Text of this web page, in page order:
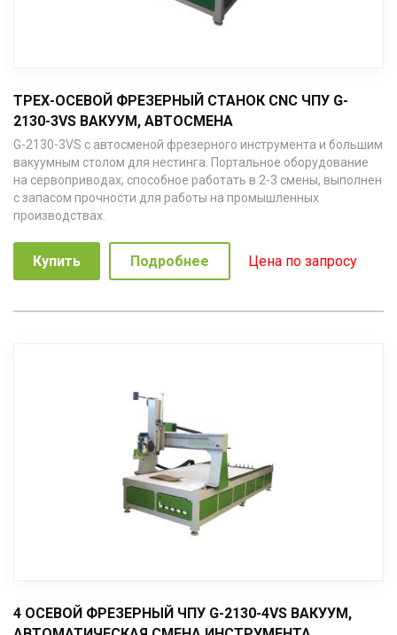
ТРЕХ-ОСЕВОЙ ФРЕЗЕРНЫЙ СТАНОК CNC ЧПУ G-
2130-3VS ВАКУУМ, АВТОСМЕНА
G-2130-3VS с автосменой фрезерного инструмента и большим
вакуумным столом для нестинга. Портальное оборудование
на сервоприводах, способное работать в 2-3 смены, выполнен
с запасом прочности для работы на промышленных
производствах.
Купить Подробнее Цена по запросу
4 ОСЕВОЙ ФРЕЗЕРНЫЙ ЧПУ G-2130-4VS ВАКУУМ,